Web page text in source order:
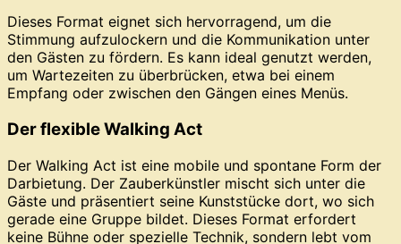
Dieses Format eignet sich hervorragend, um die
Stimmung aufzulockern und die Kommunikation unter
den Gästen zu fördern. Es kann ideal genutzt werden,
um Wartezeiten zu überbrücken, etwa bei einem
Empfang oder zwischen den Gängen eines Menüs.
Der flexible Walking Act
Der Walking Act ist eine mobile und spontane Form der
Darbietung. Der Zauberkünstler mischt sich unter die
Gäste und präsentiert seine Kunststücke dort, wo sich
gerade eine Gruppe bildet. Dieses Format erfordert
keine Bühne oder spezielle Technik, sondern lebt vom